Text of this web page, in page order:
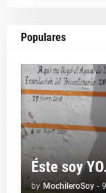
Populares
Éste soy
by MochileroSoy -